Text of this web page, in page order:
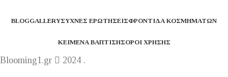
BLOGGALLERYΣΥΧΝΈΣ ΕΡΩΤΉΣΕΙΣΦΡΟΝΤΊΔΑ ΚΟΣΜΗΜΆΤΩΝ
ΚΕΊΜΕΝΑ ΒΆΠΤΙΣΗΣΌΡΟΙ ΧΡΉΣΗΣ
Blooming1.gr
2024 .